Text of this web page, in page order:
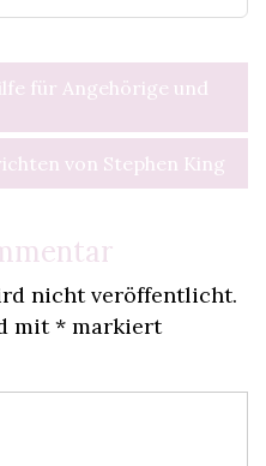
für Angehörige und
von Stephen King
nicht veröffentlicht.
mit* markiert